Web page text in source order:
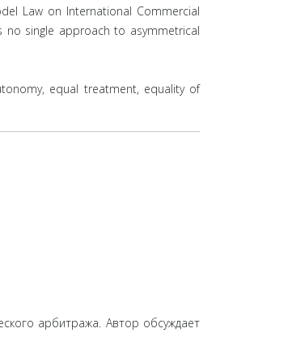
Law on International Commercial
no single approach to asymmetrical
equal treatment, equality of
арбитража. Автор обсуждает